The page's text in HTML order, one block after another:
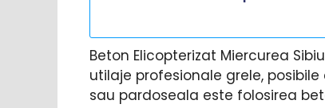
Beton Elicopterizat Miercurea
utilaje profesionale grele,
sau pardoseala este folosirea